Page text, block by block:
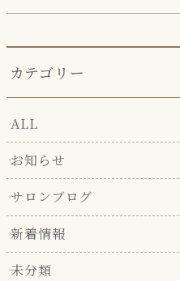
カテゴリー
ALL
お知らせ
サロンブログ
新着情報
未分類